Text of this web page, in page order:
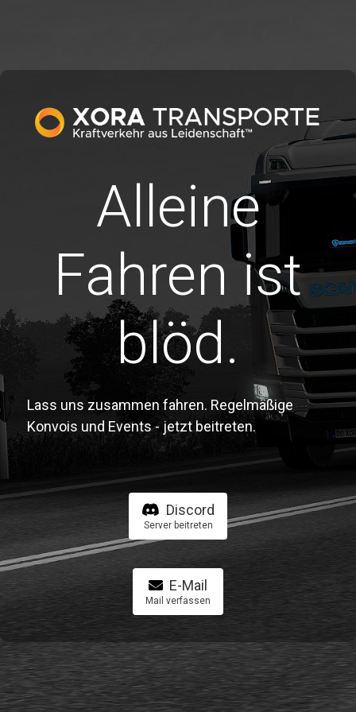
Alleine
Fahren ist
blöd.
Lass uns zusammen fahren. Regelmäßige
Konvois und Events - jetzt beitreten.
Discord
Server beitreten
E-Mail
Mail verfassen